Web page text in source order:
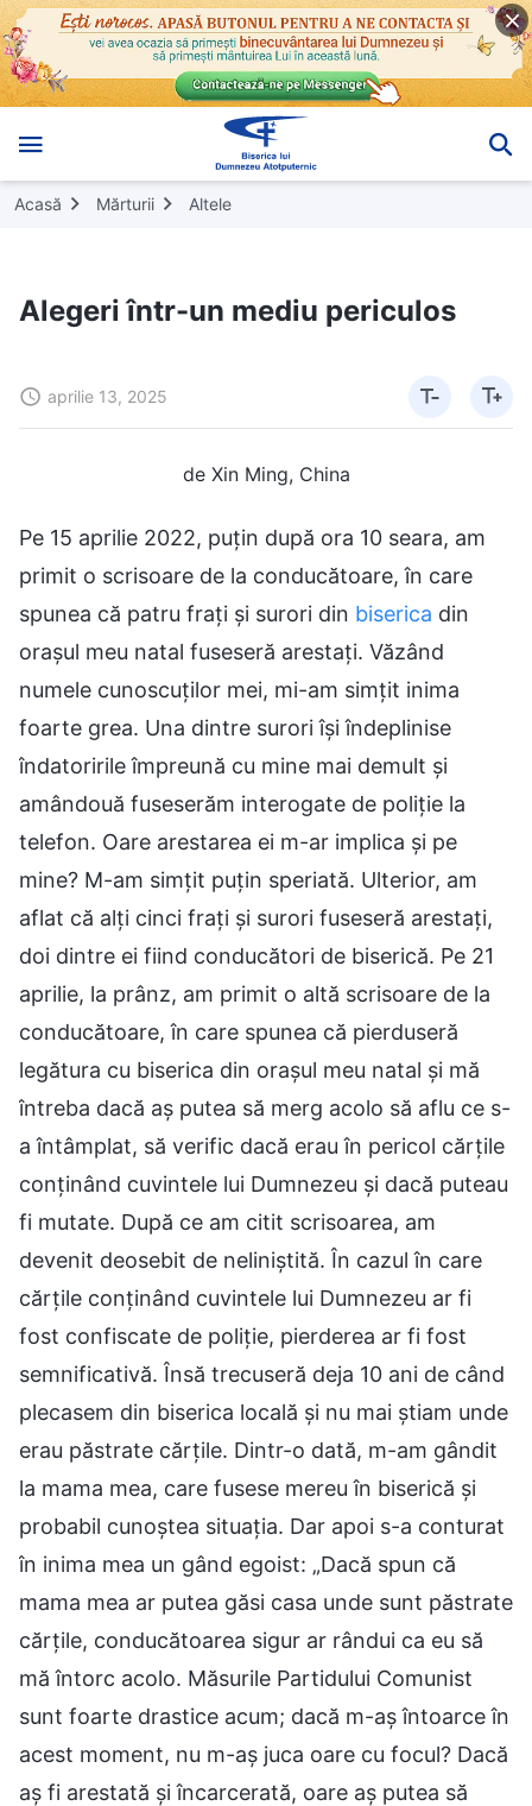
Acasă Mărturii Altele
Alegeri într-un mediu periculos
aprilie 13, 2025
de Xin Ming, China
Pe 15 aprilie 2022, puțin după ora 10 seara, am
primit o scrisoare de la conducătoare, în care
spunea că patru frați și surori din biserica din
orașul meu natal fuseseră arestați. Văzând
numele cunoscuților mei, mi-am simțit inima
foarte grea. Una dintre surori își îndeplinise
îndatoririle împreună cu mine mai demult și
amândouă fuseserăm interogate de poliție la
telefon. Oare arestarea ei m-ar implica și pe
mine? M-am simțit puțin speriată. Ulterior, am
aflat că alți cinci frați și surori fuseseră arestați,
doi dintre ei fiind conducători de biserică. Pe 21
aprilie, la prânz, am primit o altă scrisoare de la
conducătoare, în care spunea că pierduseră
legătura cu biserica din orașul meu natal și mă
întreba dacă aș putea să merg acolo să aflu ce s-
a întâmplat, să verific dacă erau în pericol cărțile
conținând cuvintele lui Dumnezeu și dacă puteau
fi mutate. După ce am citit scrisoarea, am
devenit deosebit de neliniștită. În cazul în care
cărțile conținând cuvintele lui Dumnezeu ar fi
fost confiscate de poliție, pierderea ar fi fost
semnificativă. Însă trecuseră deja 10 ani de când
plecasem din biserica locală și nu mai știam unde
erau păstrate cărțile. Dintr-o dată, m-am gândit
la mama mea, care fusese mereu în biserică și
probabil cunoștea situația. Dar apoi s-a conturat
în inima mea un gând egoist: „Dacă spun că
mama mea ar putea găsi casa unde sunt păstrate
cărțile, conducătoarea sigur ar rândui ca eu să
mă întorc acolo. Măsurile Partidului Comunist
sunt foarte drastice acum; dacă m-aș întoarce în
acest moment, nu m-aș juca oare cu focul? Dacă
aș fi arestată și încarcerată, oare aș putea să